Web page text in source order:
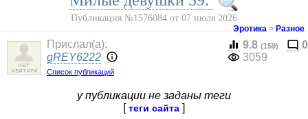
Публикация №1576084 от 07 июля 2026
Эротика > Разное
Прислал(a):
gREY6222
Список публикаций
9.8 (159)
0
3059
у публикации не заданы теги
[теги сайта ]